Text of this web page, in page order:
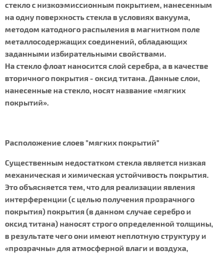
стекло с низкоэмиссионным покрытием, нанесенным
на одну поверхность стекла в условиях вакуума,
методом катодного распыления в магнитном поле
металлосодержащих соединений, обладающих
заданными избирательными свойствами.
На стекло флоат наносится слой серебра, а в качестве
вторичного покрытия - оксид титана. Данные слои,
нанесенные на стекло, носят название «мягких
покрытий».
Расположение слоев "мягких покрытий"
Существенным недостатком стекла является низкая
механическая и химическая устойчивость покрытия.
Это объясняется тем, что для реализации явления
интерференции (с целью получения прозрачного
покрытия) покрытия (в данном случае серебро и
оксид титана) наносят строго определенной толщины,
в результате чего они имеют неплотную структуру и
«прозрачны» для атмосферной влаги и воздуха,